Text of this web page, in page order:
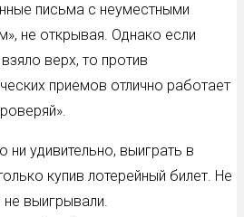
письма с неуместными
не открывая. Однако если
верх, то против
приемов отлично работает
ни удивительно, выиграть в
купив лотерейный билет. Не
не выигрывали.